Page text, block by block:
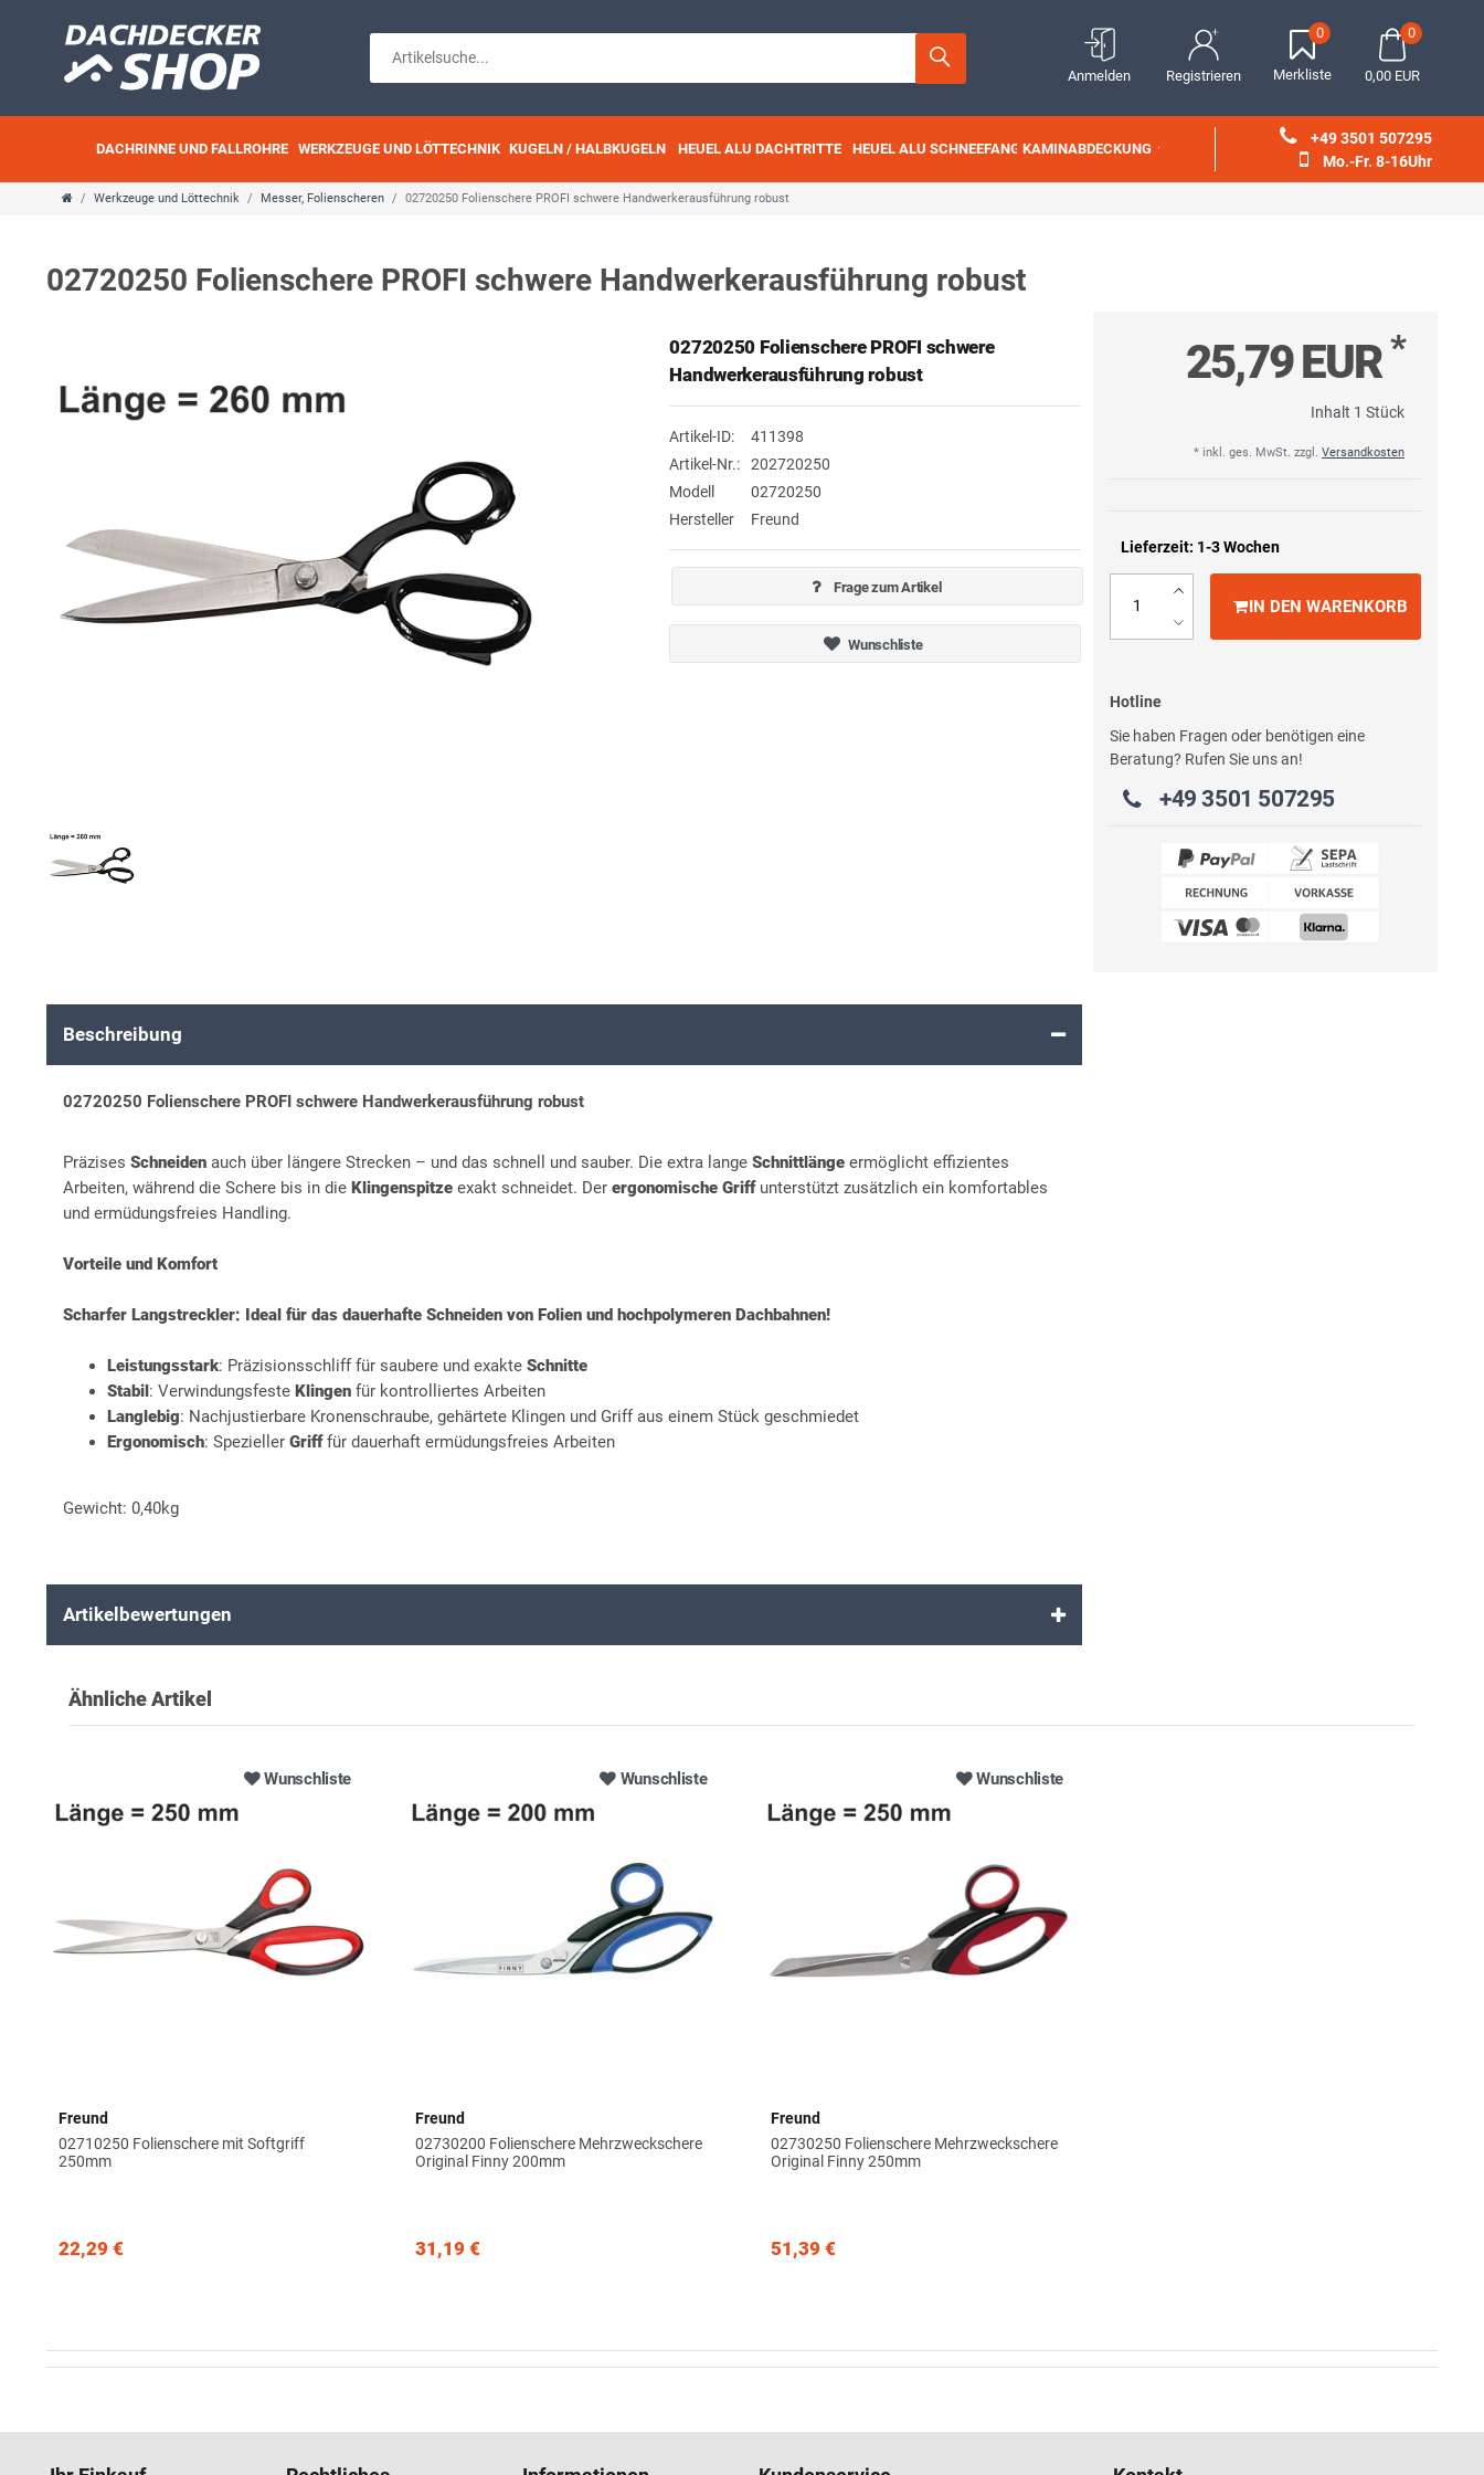
Anmelden Registrieren
0
Merkliste
0
0,00 EUR
DACHRINNE UND FALLROHRE WERKZEUGE UND LÖTTECHNIK KUGELN / HALBKUGELN HEUEL ALU DACHTRITTE HEUEL ALU SCHNEEFANG KAMINABDECKUNG
+49 3501 507295
Mo.-Fr. 8-16Uhr
Werkzeuge und Löttechnik Messer, Folienscheren 02720250 Folienschere PROFI schwere Handwerkerausführung robust
02720250 Folienschere PROFI schwere Handwerkerausführung robust
25,79 EUR*
Inhalt 1 Stück
* inkl. ges. MwSt. zzgl. Versandkosten
Lieferzeit: 1-3 Wochen
IN DEN WARENKORB
Hotline
Sie haben Fragen oder benötigen eine
Beratung? Rufen Sie uns an!
+49 3501 507295
02720250 Folienschere PROFI schwere
Handwerkerausführung robust
Artikel-ID:
411398
Artikel-Nr.:
202720250
Modell
02720250
Hersteller
Freund
Frage zum Artikel
Wunschliste
Beschreibung
02720250 Folienschere PROFI schwere Handwerkerausführung robust
Präzises Schneiden auch über längere Strecken – und das schnell und sauber. Die extra lange Schnittlänge ermöglicht effizientes
Arbeiten, während die Schere bis in die Klingenspitze exakt schneidet. Der ergonomische Griffunterstützt zusätzlich ein komfortables
und ermüdungsfreies Handling.
Vorteile und Komfort
Scharfer Langstreckler: Ideal für das dauerhafte Schneiden von Folien und hochpolymeren Dachbahnen!
Leistungsstark: Präzisionsschliff für saubere und exakte Schnitte
Stabil: Verwindungsfeste Klingen für kontrolliertes Arbeiten
Langlebig: Nachjustierbare Kronenschraube, gehärtete Klingen und Griff aus einem Stück geschmiedet
Ergonomisch: Spezieller Grifffür dauerhaft ermüdungsfreies Arbeiten
Gewicht: 0,40kg
Artikelbewertungen
Ähnliche Artikel
Wunschliste
Freund
02710250 Folienschere mit Softgriff
250mm
22,29 €
Wunschliste
Freund
02730200 Folienschere Mehrzweckschere
Original Finny 200mm
31,19 €
Wunschliste
Freund
02730250 Folienschere Mehrzweckschere
Original Finny 250mm
51,39 €